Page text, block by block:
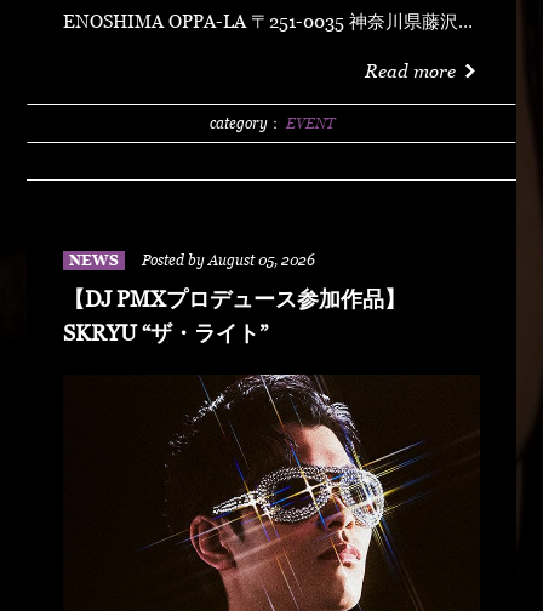
ENOSHIMA OPPA-LA 〒251-0035 神奈川県藤沢市
2500/1dLADY'S FREE HOTTS GUEST DJ PMX
MANLEXKILLAHSHARKHEDMAO & MAGOODZ
Read more
category： EVENT
NEWS Posted by August 05, 2026
【DJ PMXプロデュース参加作品】
SKRYU “ザ・ライト”